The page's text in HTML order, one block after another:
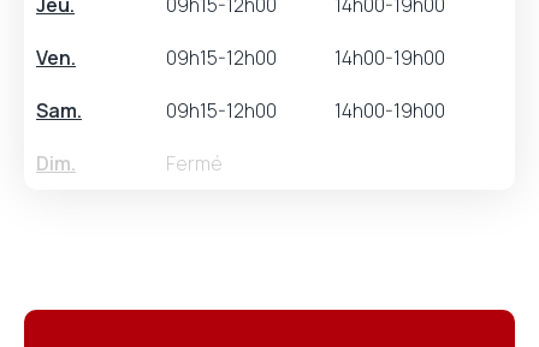
Ven.
09h15-12h00
14h00-19h00
Sam.
09h15-12h00
14h00-19h00
Dim.
Fermé